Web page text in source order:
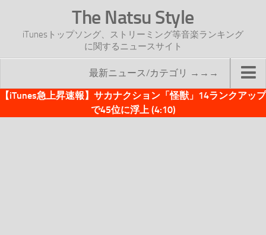
The Natsu Style
iTunesトップソング、ストリーミング等音楽ランキング
に関するニュースサイト
最新ニュース/カテゴリ →→→
TOP
【iTunes急上昇速報】サカナクション「怪獣」14ランクアップ
で45位に浮上 (4:10)